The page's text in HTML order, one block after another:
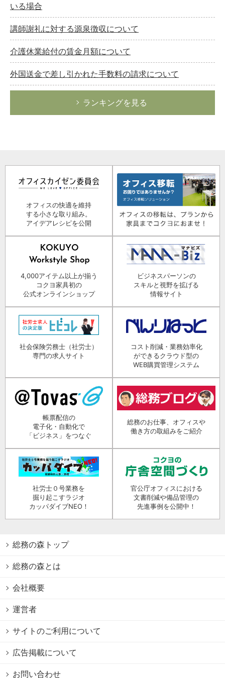
いる場合
講師謝礼に対する源泉徴収について
介護休業給付の賃金月額について
外国送金で差し引かれた手数料の請求について
ランキングを見る
オフィスの快適を維持
する小さな取り組み。
アイデアレシピを公開
4,000アイテム以上が揃う
コクヨ家具初の
公式オンラインショップ
ビジネスパーソンの
スキルと視野を拡げる
情報サイト
社会保険労務士（社労士）
専門の求人サイト
コスト削減・業務効率化
ができるクラウド型の
WEB購買管理システム
帳票配信の
電子化・自動化で
「ビジネス」をつなぐ
総務のお仕事、オフィスや
働き方の取組みをご紹介
社労士０号業務を
掘り起こすラジオ
カッパダイブNEO！
官公庁オフィスにおける
文書削減や備品管理の
先進事例を公開中！
総務の森トップ
総務の森とは
会社概要
運営者
サイトのご利用について
広告掲載について
お問い合わせ